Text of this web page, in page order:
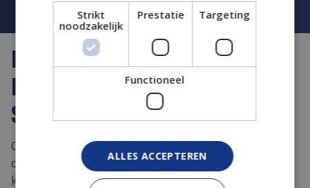
Uw tevredenheid is onze prioriteit!
NEEM CONTACT OP OM ONZE
KOERIERSDIENSTEN IN TE
SCHAKELEN
Ongeacht of het gaat om sneltransport, koeltransport
of een andere opdracht in Breda; op Mila Transport
kunt u rekenen. Met een uitgebreid wagenpark,
Strikt
noodzakelijk
Prestatie Targeting
Functioneel
ALLES ACCEPTEREN